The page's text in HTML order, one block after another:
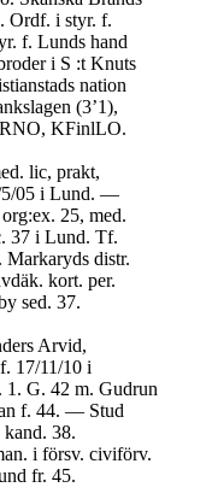
Ordf. i styr. f.
f. Lunds hand
i S :t Knuts
nation
(3’1),
KFinlLO.
lic, prakt,
5/05 i Lund. —
25, med.
37 i Lund. Tf.
Markaryds distr.
kort. per.
sed. 37.
Arvid,
17/11/10 i
G. 42 m. Gudrun
f. 44. — Stud
38.
i försv. civiförv.
fr. 45.